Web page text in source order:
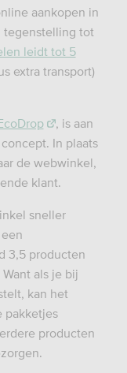
aankopen in
tegenstelling tot
leidt tot 5
extra transport)
, is aan
In plaats
de webwinkel,
klant.
sneller
3,5 producten
als je bij
kan het
pakketjes
producten